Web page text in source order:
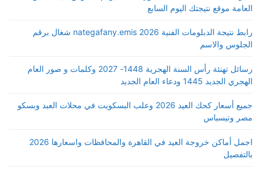
العامة موقع نتيجتك اليوم السابع
رابط نتيجة الدبلومات الفنية 2026 nategafany.emis شغال برقم
الجلوس والاسم
رسائل تهنئة رأس السنة الهجرية 1448- 2027 وكلمات و صور العام
الهجري الجديد 1445 ودعاء العام الجديد
جميع أسعار كحك العيد 2026 وعلب البسكويت في محلات العبد وبسكو
مصر وتيسباس
اجمل أماكن خروجة العيد في القاهرة والمحافظات واسعارها 2026
بالتفصيل